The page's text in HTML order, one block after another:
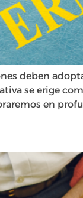
deben
se erige
en